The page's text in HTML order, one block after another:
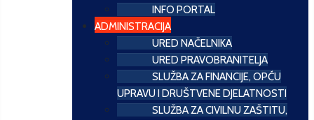
INFO PORTAL
ADMINISTRACIJA
URED NAČELNIKA
URED PRAVOBRANITELJA
SLUŽBA ZA FINANCIJE, OPĆU
UPRAVU I DRUŠTVENE DJELATNOSTI
SLUŽBA ZA CIVILNU ZAŠTITU,